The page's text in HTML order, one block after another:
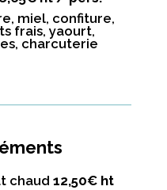
miel, confiture,
frais, yaourt,
charcuterie
chaud12,50€ ht